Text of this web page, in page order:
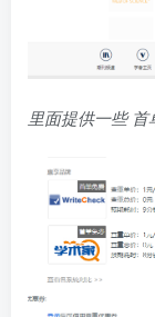
里面提供一些